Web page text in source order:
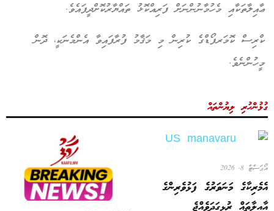
ޢާއިލާތަކާއި މެހުމާނުންނަށް ފަރިއްކޮޅު ތައްޔާރުކޮށްދީފައެވެ.
ކްރިސް ކޮމަރފޯޑްގެ ކުރިން މި މަޤާމު ފުރާފައިވާ އެންމެނަކީ، ދޮން
މީހުންނެވެ.
ގުޅުންހުރި ލިޔުންތައް
އޯގަސްޓް 8, 2026
އެމެރިކާގެ މަނަވަރުގެ ފަޅުވެރިންގެ